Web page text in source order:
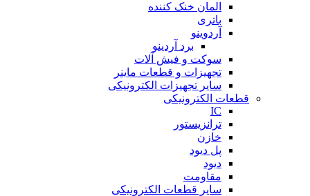
المان خنک کننده
باتری
آردوینو
برد آردینو
سوکت و فیش آلات
تجهیزات و قطعات ماینر
سایر تجهیزات الکترونیکی
قطعات الکترونیکی
IC
ترانزیستور
خازن
پل دیود
دیود
مقاومت
سایر قطعات الکترونیکی